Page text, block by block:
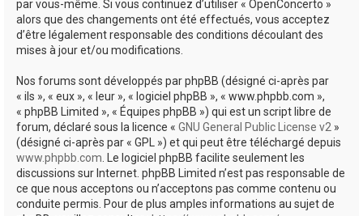
par vous-même. Si vous continuez d’utiliser « OpenConcerto »
alors que des changements ont été effectués, vous acceptez
d’être légalement responsable des conditions découlant des
mises à jour et/ou modifications.
Nos forums sont développés par phpBB (désigné ci-après par
« ils », « eux », « leur », « logiciel phpBB », « www.phpbb.com »,
« phpBB Limited », « Équipes phpBB ») qui est un script libre de
forum, déclaré sous la licence « GNU General Public License v2 »
(désigné ci-après par « GPL ») et qui peut être téléchargé depuis
www.phpbb.com. Le logiciel phpBB facilite seulement les
discussions sur Internet. phpBB Limited n’est pas responsable de
ce que nous acceptons ou n’acceptons pas comme contenu ou
conduite permis. Pour de plus amples informations au sujet de